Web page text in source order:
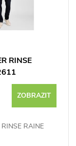
RINSE
ZOBRAZIT
RAINE